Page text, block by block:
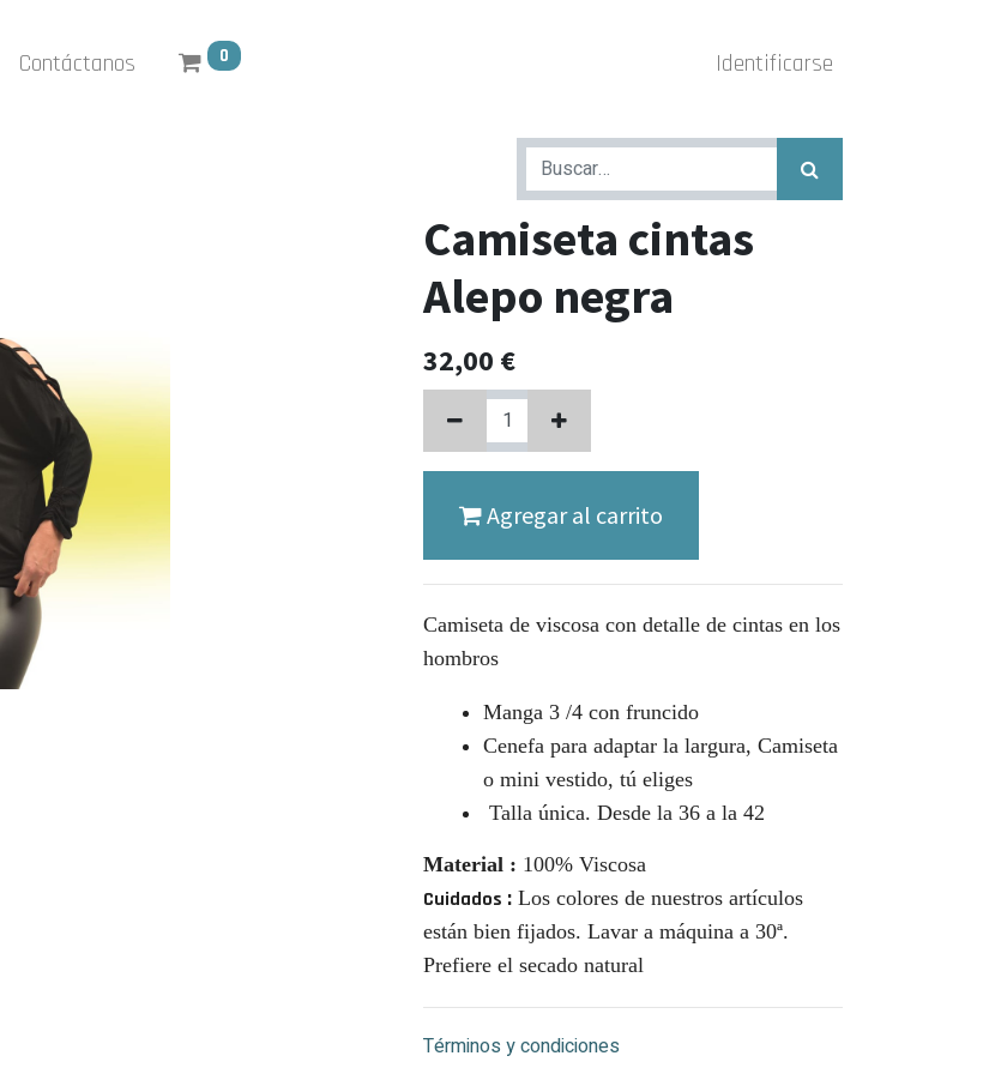
Contáctanos 0 Identificarse
Camiseta cintas
Alepo negra
32,00 €
Agregar al carrito
Camiseta de viscosa con detalle de cintas en los
hombros
Manga 3 /4 con fruncido
Cenefa para adaptar la largura, Camiseta
o mini vestido, tú eliges
Talla única. Desde la 36 a la 42
Material : 100% Viscosa
Cuidados : Los colores de nuestros artículos
están bien fijados. Lavar a máquina a 30ª.
Prefiere el secado natural
Términos y condiciones